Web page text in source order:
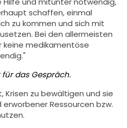
schaffen, einmal
zu kommen und sich mit
Bei den allermeisten
keine medikamentöse
für das Gespräch.
Krisen zu bewältigen und sie
Ressourcen bzw.